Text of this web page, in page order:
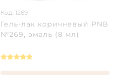
Код: 1269
Гель-лак коричневый PNB
№269, эмаль (8 мл)